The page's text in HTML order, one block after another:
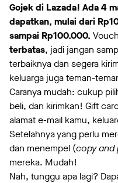
Gojek di Lazada! Ada 4
dapatkan, mulai dari
sampai Rp100.000.
terbatas, jadi jangan
terbaiknya dan segera
keluarga juga teman-
Caranya mudah: cukup
beli, dan kirimkan! Gift
alamat e-mail kamu,
Setelahnya yang perlu
dan menempel (copy and
mereka. Mudah!
Nah, tunggu apa lagi?